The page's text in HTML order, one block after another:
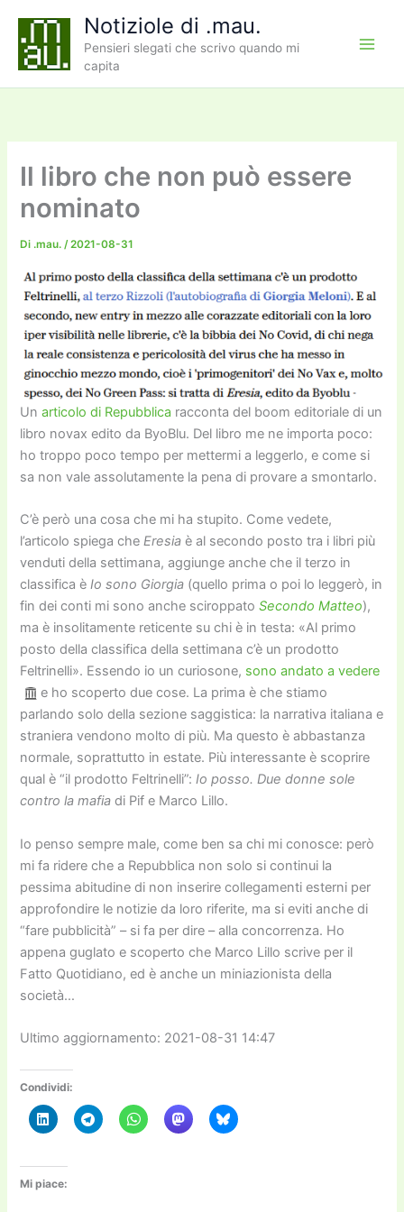
contenuto
Notiziole di .mau.
Pensieri slegati che scrivo quando mi
capita
Il libro che non può essere
nominato
Di .mau./2021-08-31
Unarticolo di Repubblica racconta del boom editoriale di un
libro novax edito da ByoBlu. Del libro me ne importa poco:
ho troppo poco tempo per mettermi a leggerlo, e come si
sa non vale assolutamente la pena di provare a smontarlo.
C’è però una cosa che mi ha stupito. Come vedete,
l’articolo spiega cheEresia è al secondo posto tra i libri più
venduti della settimana, aggiunge anche che il terzo in
classifica èIo sono Giorgia (quello prima o poi lo leggerò, in
fin dei conti mi sono anche sciroppatoSecondo Matteo),
ma è insolitamente reticente su chi è in testa: «Al primo
posto della classifica della settimana c’è un prodotto
Feltrinelli». Essendo io un curiosone, sono andato a vedere
e ho scoperto due cose. La prima è che stiamo
parlando solo della sezione saggistica: la narrativa italiana e
straniera vendono molto di più. Ma questo è abbastanza
normale, soprattutto in estate. Più interessante è scoprire
qual è “il prodotto Feltrinelli”:Io posso. Due donne sole
contro la mafia di Pif e Marco Lillo.
Io penso sempre male, come ben sa chi mi conosce: però
mi fa ridere che a Repubblica non solo si continui la
pessima abitudine di non inserire collegamenti esterni per
approfondire le notizie da loro riferite, ma si eviti anche di
“fare pubblicità” – si fa per dire – alla concorrenza. Ho
appena guglato e scoperto che Marco Lillo scrive per il
Fatto Quotidiano, ed è anche un miniazionista della
società…
Ultimo aggiornamento: 2021-08-31 14:47
Condividi:
Mi piace: